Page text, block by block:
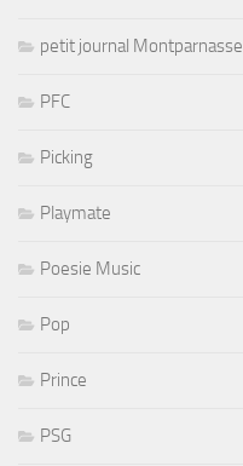
petit journal Montparnasse
PFC
Picking
Playmate
Poesie Music
Pop
Prince
PSG